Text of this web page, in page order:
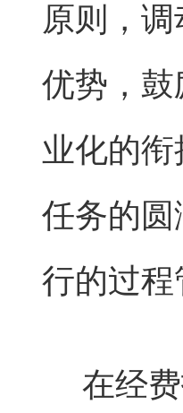
原则，
优势，
业化的
任务的
行的过
在经费